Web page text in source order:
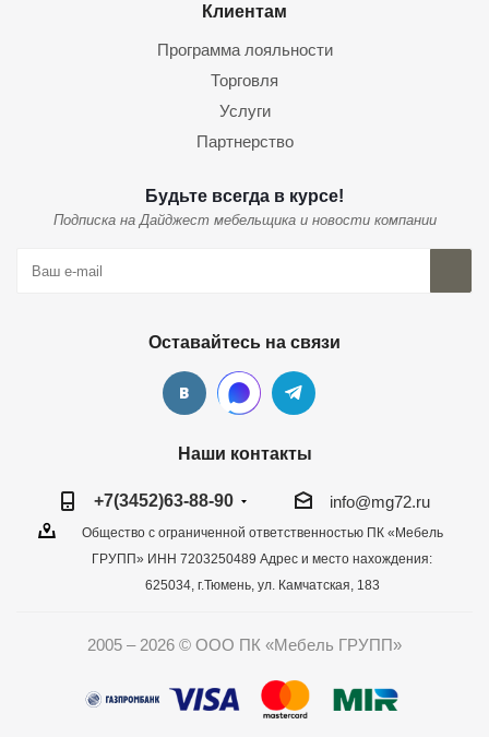
Клиентам
Программа лояльности
Торговля
Услуги
Партнерство
Будьте всегда в курсе!
Подписка на Дайджест мебельщика и новости компании
Оставайтесь на связи
Наши контакты
+7(3452)63-88-90 info@mg72.ru
Общество с ограниченной ответственностью ПК «Мебель
ГРУПП» ИНН 7203250489 Адрес и место нахождения:
625034, г.Тюмень, ул. Камчатская, 183
2005 – 2026 © ООО ПК «Мебель ГРУПП»